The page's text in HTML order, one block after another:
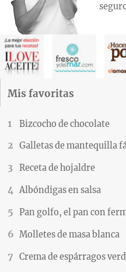
Mis favoritas
Bizcocho de chocolate
Galletas de mantequilla
Receta de hojaldre
Albóndigas en salsa
Pan golfo, el pan con
Molletes de masa blanca
Crema de espárragos